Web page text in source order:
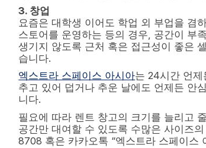
3. 창업
요즘은 대학생 이어도 학업 외 부업을 겸
스토어를 운영하는 등의 경우, 공간이 부
생기지 않도록 근처 혹은 접근성이 좋은
습니다.
엑스트라 스페이스 아시아는 24시간 언
추고 있어 덥거나 추운 날에도 언제든 안
니다.
필요에 따라 렌트 창고의 크기를 늘리고
공간만 대여할 수 있도록 수많은 사이즈
8708 혹은 카카오톡 “엑스트라 스페이스